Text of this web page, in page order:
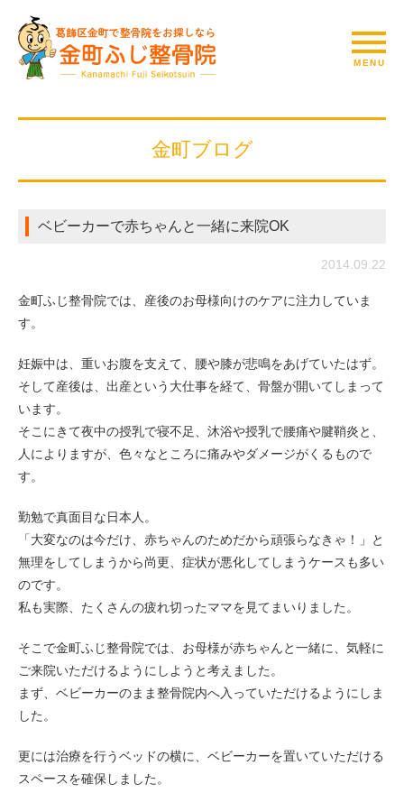
金町ブログ
ベビーカーで赤ちゃんと一緒に来院OK
2014.09.22
金町ふじ整骨院では、産後のお母様向けのケアに注力していま
す。
妊娠中は、重いお腹を支えて、腰や膝が悲鳴をあげていたはず。
そして産後は、出産という大仕事を経て、骨盤が開いてしまって
います。
そこにきて夜中の授乳で寝不足、沐浴や授乳で腰痛や腱鞘炎と、
人によりますが、色々なところに痛みやダメージがくるもので
す。
勤勉で真面目な日本人。
「大変なのは今だけ、赤ちゃんのためだから頑張らなきゃ！」と
無理をしてしまうから尚更、症状が悪化してしまうケースも多い
のです。
私も実際、たくさんの疲れ切ったママを見てまいりました。
そこで金町ふじ整骨院では、お母様が赤ちゃんと一緒に、気軽に
ご来院いただけるようにしようと考えました。
まず、ベビーカーのまま整骨院内へ入っていただけるようにしま
した。
更には治療を行うベッドの横に、ベビーカーを置いていただける
スペースを確保しました。